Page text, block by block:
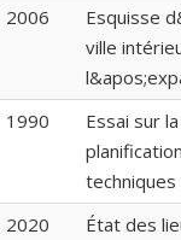
2006
Esquisse
ville
1990
Essai sur
techniques
2020
État des